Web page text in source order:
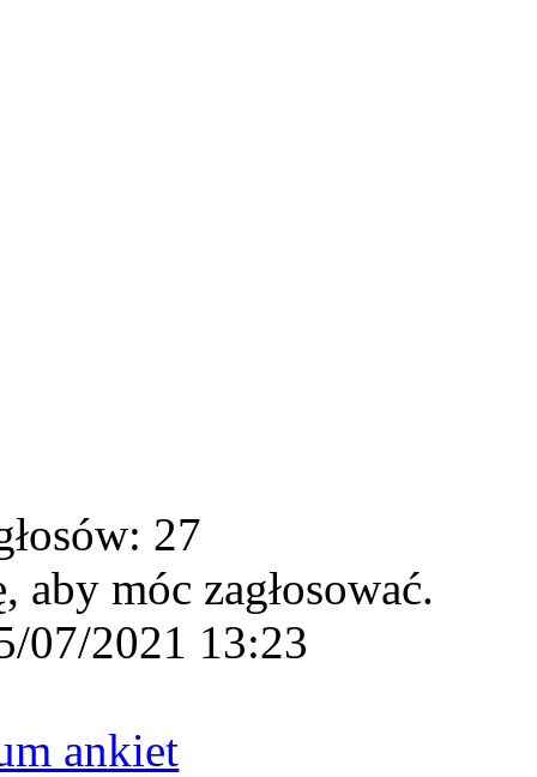
27
aby móc zagłosować.
07/2021 13:23
ankiet